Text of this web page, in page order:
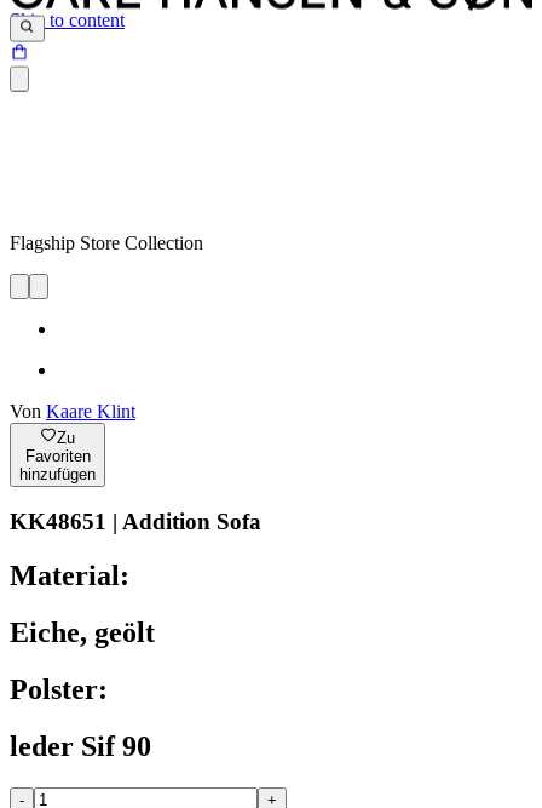
Skip to content
Flagship Store Collection
Von Kaare Klint
Zu
Favoriten
hinzufügen
KK48651 | Addition Sofa
Material:
Eiche, geölt
Polster:
leder Sif 90
- +